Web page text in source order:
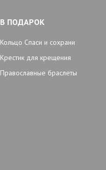
В ПОДАРОК
Кольцо Спаси и сохрани
Крестик для крещения
Православные браслеты